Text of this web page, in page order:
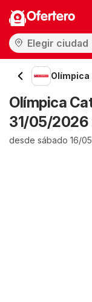
Ofertero
Olímpica
Olímpica
31/05/2026
desde sábado 16/